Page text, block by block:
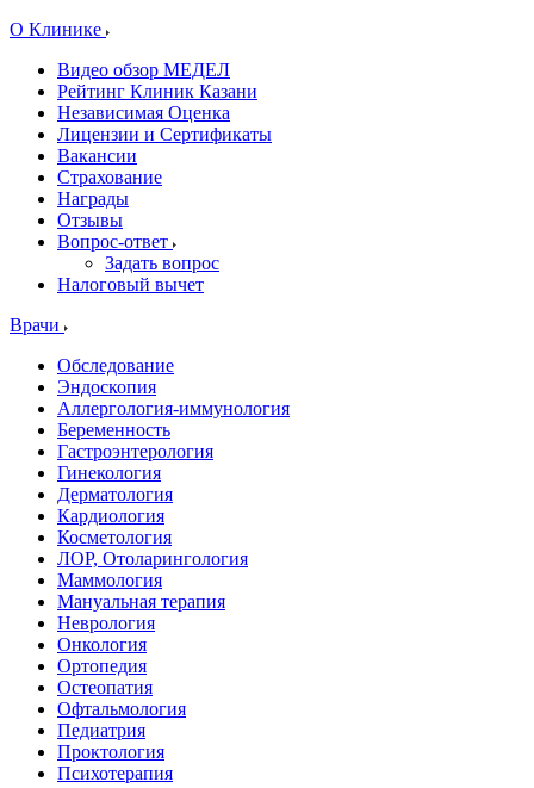
О Клинике
Видео обзор МЕДЕЛ
Рейтинг Клиник Казани
Независимая Оценка
Лицензии и Сертификаты
Вакансии
Страхование
Награды
Отзывы
Вопрос-ответ
Задать вопрос
Налоговый вычет
Врачи
Обследование
Эндоскопия
Аллергология-иммунология
Беременность
Гастроэнтерология
Гинекология
Дерматология
Кардиология
Косметология
ЛОР, Отоларингология
Маммология
Мануальная терапия
Неврология
Онкология
Ортопедия
Остеопатия
Офтальмология
Педиатрия
Проктология
Психотерапия